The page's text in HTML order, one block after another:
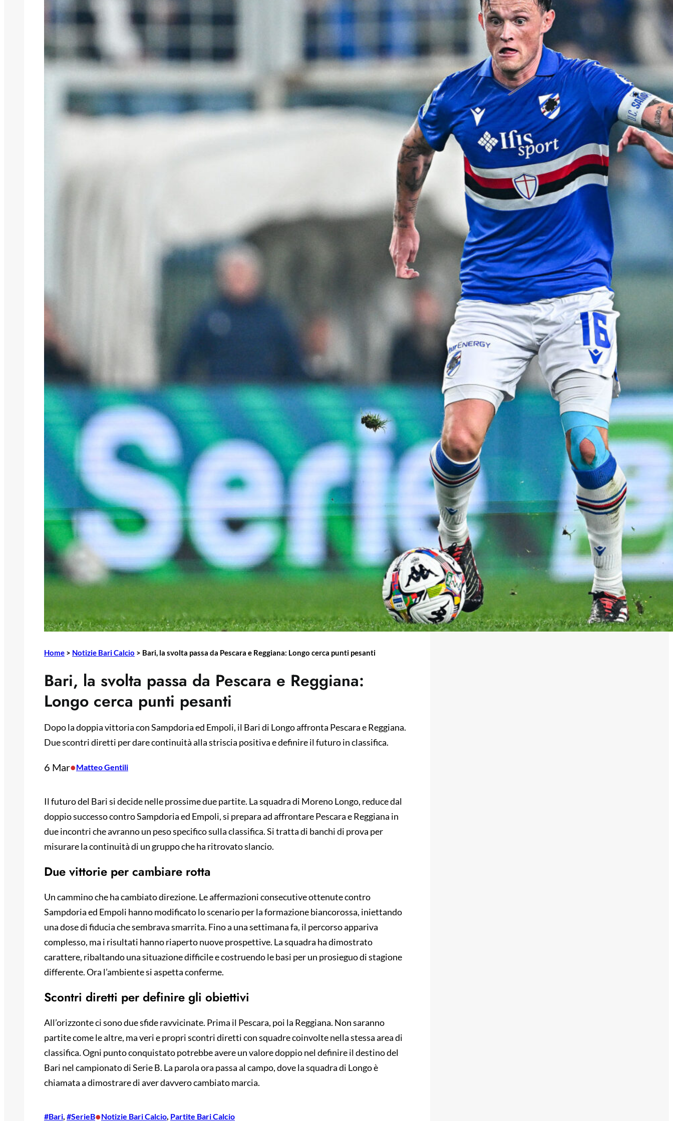
Home > Notizie Bari Calcio > Bari, la svolta passa da Pescara e Reggiana: Longo cerca punti pesanti
Bari, la svolta passa da Pescara e Reggiana:
Longo cerca punti pesanti
Dopo la doppia vittoria con Sampdoria ed Empoli, il Bari di Longo affronta Pescara e Reggiana.
Due scontri diretti per dare continuità alla striscia positiva e definire il futuro in classifica.
6 Mar•Matteo Gentili
Il futuro del Bari si decide nelle prossime due partite. La squadra di Moreno Longo, reduce dal
doppio successo contro Sampdoria ed Empoli, si prepara ad affrontare Pescara e Reggiana in
due incontri che avranno un peso specifico sulla classifica. Si tratta di banchi di prova per
misurare la continuità di un gruppo che ha ritrovato slancio.
Due vittorie per cambiare rotta
Un cammino che ha cambiato direzione. Le affermazioni consecutive ottenute contro
Sampdoria ed Empoli hanno modificato lo scenario per la formazione biancorossa, iniettando
una dose di fiducia che sembrava smarrita. Fino a una settimana fa, il percorso appariva
complesso, ma i risultati hanno riaperto nuove prospettive. La squadra ha dimostrato
carattere, ribaltando una situazione difficile e costruendo le basi per un prosieguo di stagione
differente. Ora l’ambiente si aspetta conferme.
Scontri diretti per definire gli obiettivi
All’orizzonte ci sono due sfide ravvicinate. Prima il Pescara, poi la Reggiana. Non saranno
partite come le altre, ma veri e propri scontri diretti con squadre coinvolte nella stessa area di
classifica. Ogni punto conquistato potrebbe avere un valore doppio nel definire il destino del
Bari nel campionato di Serie B. La parola ora passa al campo, dove la squadra di Longo è
chiamata a dimostrare di aver davvero cambiato marcia.
#Bari, #SerieB•Notizie Bari Calcio, Partite Bari Calcio
Ripescaggio in Serie B per il Bari: la
speranza è legata alla crisi della Juve
Stabia
28 Maggio 2026
Futuro Bari, Leccese a De Laurentiis:
“Serve un piano industriale serio,
non siamo una seconda squadra”
27 Maggio 2026